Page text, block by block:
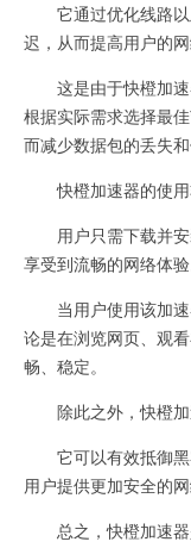
它通过优化线路以
迟，从而提高用户的网
这是由于快橙加速
根据实际需求选择最
而减少数据包的丢失和
快橙加速器的使用
用户只需下载并安
享受到流畅的网络体验
当用户使用该加速
论是在浏览网页、观
畅、稳定。
除此之外，快橙加
它可以有效抵御黑
用户提供更加安全的网
总之，快橙加速器